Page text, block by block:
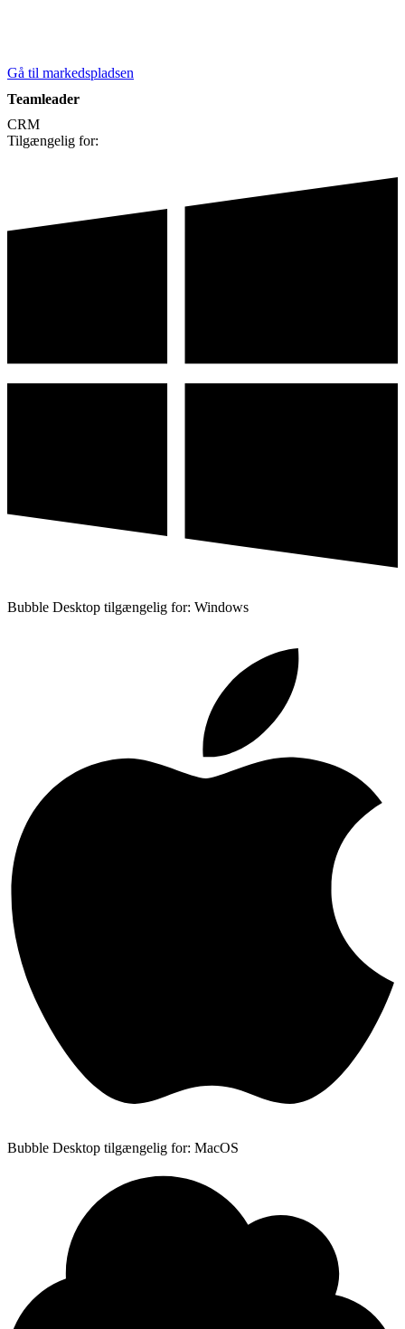
Gå til markedspladsen
Teamleader
CRM
Tilgængelig for:
Bubble Desktop tilgængelig for: Windows
Bubble Desktop tilgængelig for: MacOS